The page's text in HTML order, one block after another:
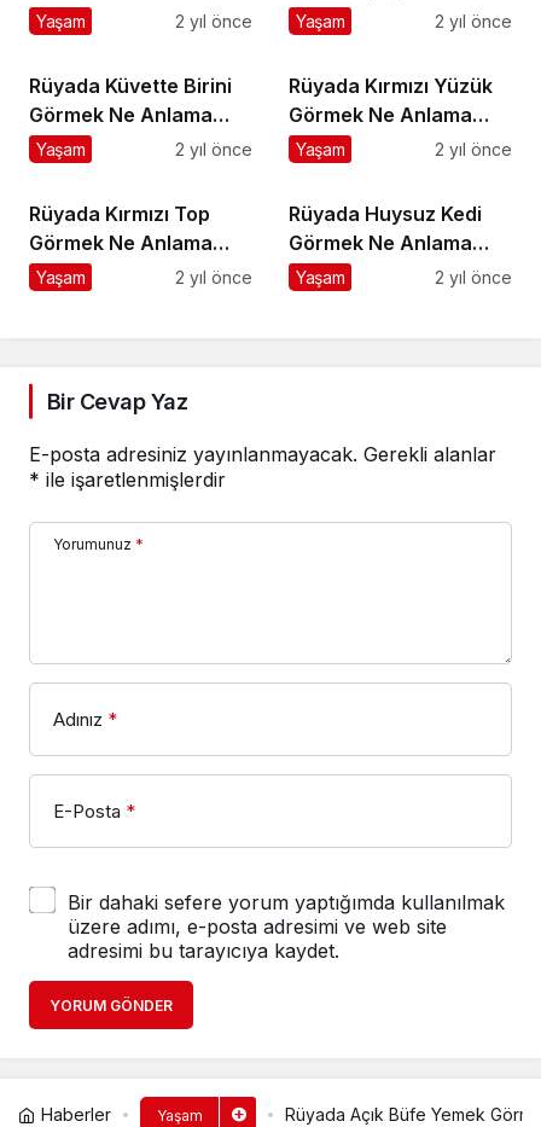
Ne Anlama Gelir?
Yaşam 2 yıl önce
Ne Anlama Gelir?
Yaşam 2 yıl önce
Rüyada Küvette Birini
Görmek Ne Anlama
Gelir?
Yaşam 2 yıl önce
Rüyada Kırmızı Yüzük
Görmek Ne Anlama
Gelir?
Yaşam 2 yıl önce
Rüyada Kırmızı Top
Görmek Ne Anlama
Gelir?
Yaşam 2 yıl önce
Rüyada Huysuz Kedi
Görmek Ne Anlama
Gelir?
Yaşam 2 yıl önce
Bir Cevap Yaz
E-posta adresiniz yayınlanmayacak. Gerekli alanlar
* ile işaretlenmişlerdir
Yorumunuz *
Adınız *
E-Posta *
Bir dahaki sefere yorum yaptığımda kullanılmak
üzere adımı, e-posta adresimi ve web site
adresimi bu tarayıcıya kaydet.
YORUM GÖNDER
Haberler Yaşam Rüyada Açık Büfe Yemek